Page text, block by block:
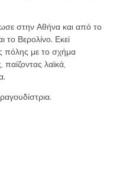
στην Αθήνα και από το
το Βερολίνο. Εκεί
πόλης με το σχήμα
λαϊκά,